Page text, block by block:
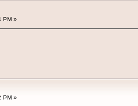
PM »
PM »